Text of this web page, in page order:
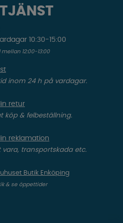
10:30-15:00
12:00-13:00
inom 24 h på vardagar.
retur
köp & felbeställning.
reklamation
vara, transportskada etc.
Butik Enköping
& se öppettider